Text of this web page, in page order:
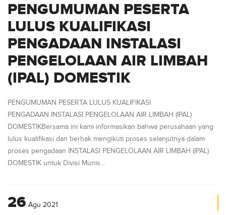
PENGUMUMAN PESERTA
LULUS KUALIFIKASI
PENGADAAN INSTALASI
PENGELOLAAN AIR LIMBAH
(IPAL) DOMESTIK
PENGUMUMAN PESERTA LULUS KUALIFIKASI
PENGADAAN INSTALASI PENGELOLAAN AIR LIMBAH (IPAL)
DOMESTIKBersama ini kami informasikan bahwa perusahaan yang
lulus kualifikasi dan berhak mengikuti proses selanjutnya dalam
proses pengadaan INSTALASI PENGELOLAAN AIR LIMBAH (IPAL)
DOMESTIK untuk Divisi Munis...
26 Agu 2021